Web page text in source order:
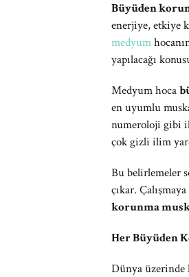
Büyüden
enerjiye, etkiye
medyum
yapılacağı
Medyum hoca
en uyumlu
numeroloji gibi
çok gizli ilim
Bu belirlemeler
çıkar.
korunma
Her Büyüden
Dünya üzerinde